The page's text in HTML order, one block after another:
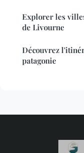
Explorer les
de Livourne
Découvrez
patagonie